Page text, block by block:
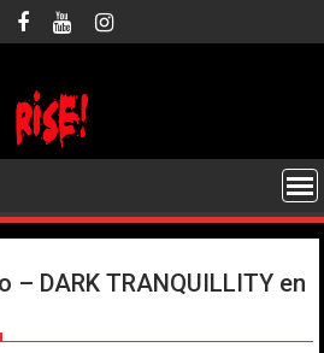
– DARK TRANQUILLITY en